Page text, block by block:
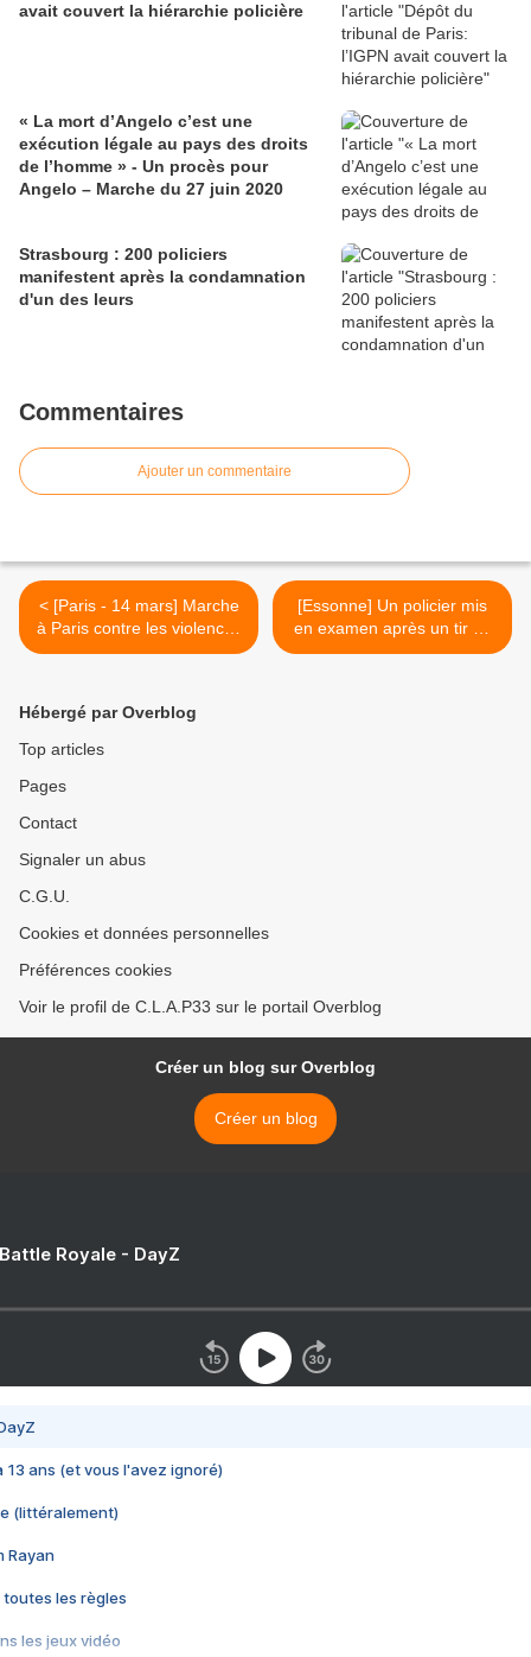
avait couvert la hiérarchie policière
« La mort d’Angelo c’est une
exécution légale au pays des droits
de l’homme » - Un procès pour
Angelo – Marche du 27 juin 2020
Strasbourg : 200 policiers
manifestent après la condamnation
d'un des leurs
Commentaires
Ajouter un commentaire
< [Paris - 14 mars] Marche
à Paris contre les violences
policières
[Essonne] Un policier mis
en examen après un tir de
LBD ayant éborgné un
Hébergé par Overblog
Top articles
Pages
Contact
Signaler un abus
C.G.U.
Cookies et données personnelles
Préférences cookies
Voir le profil de C.L.A.P33 sur le portail Overblog
Créer un blog sur Overblog
Créer un blog
Royale - DayZ
13 ans (et vous l'avez ignoré)
(littéralement)
Rayan
toutes les règles
les jeux vidéo